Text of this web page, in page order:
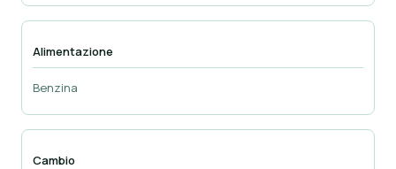
Alimentazione
Benzina
Cambio